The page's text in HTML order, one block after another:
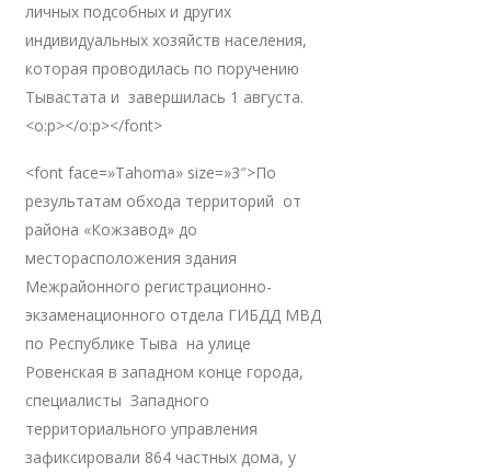
личных подсобных и других
индивидуальных хозяйств населения,
которая проводилась по поручению
Тывастата и завершилась 1 августа.
<o:p></o:p></font>
<font face=»Tahoma» size=»3″>По
результатам обхода территорий от
района «Кожзавод» до
месторасположения здания
Межрайонного регистрационно-
экзаменационного отдела ГИБДД МВД
по Республике Тыва на улице
Ровенская в западном конце города,
специалисты Западного
территориального управления
зафиксировали 864 частных дома, у